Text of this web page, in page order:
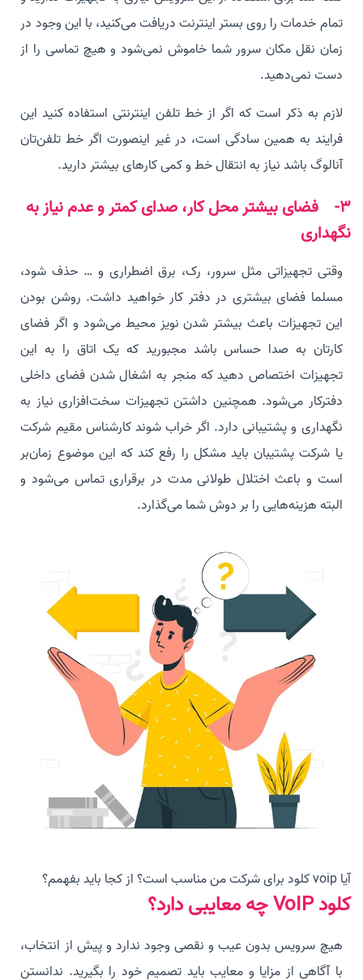
تمام خدمات را روی بستر اینترنت دریافت می‌کنید، با این وجود در
زمان نقل مکان سرور شما خاموش نمی‌شود و هیچ تماسی را از
دست نمی‌دهید.
لازم به ذکر است که اگر از خط تلفن اینترنتی استفاده کنید این
فرایند به همین سادگی است، در غیر اینصورت اگر خط تلفن‌تان
آنالوگ باشد نیاز به انتقال خط و کمی کارهای بیشتر دارید.
3- فضای بیشتر محل کار، صدای کمتر و عدم نیاز به
نگهداری
وقتی تجهیزاتی مثل سرور، رک، برق اضطراری و … حذف شود،
مسلما فضای بیشتری در دفتر کار خواهید داشت. روشن بودن
این تجهیزات باعث بیشتر شدن نویز محیط می‌شود و اگر فضای
کارتان به صدا حساس باشد مجبورید که یک اتاق را به این
تجهیزات اختصاص دهید که منجر به اشغال شدن فضای داخلی
دفترکار می‌شود. همچنین داشتن تجهیزات سخت‌افزاری نیاز به
نگهداری و پشتیبانی دارد. اگر خراب شوند کارشناس مقیم شرکت
یا شرکت‌ پشتیبان باید مشکل را رفع کند که این موضوع زمان‌بر
است و باعث اختلال طولانی مدت در برقراری تماس می‌شود و
البته هزینه‌هایی را بر دوش شما می‌گذارد.
آیا voip کلود برای شرکت من مناسب است؟ از کجا باید بفهمم؟
کلود VoIP چه معایبی دارد؟
هیچ سرویس بدون عیب و نقصی وجود ندارد و پیش از انتخاب،
با آگاهی از مزایا و معایب باید تصمیم خود را بگیرید. ندانستن